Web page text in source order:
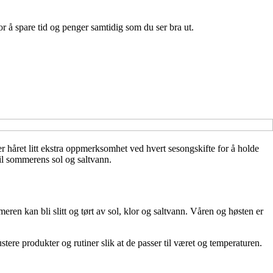
spare tid og penger samtidig som du ser bra ut.
litt ekstra oppmerksomhet ved hvert sesongskifte for å holde
sol og saltvann.
kan bli slitt og tørt av sol, klor og saltvann. Våren og høsten er
produkter og rutiner slik at de passer til været og temperaturen.